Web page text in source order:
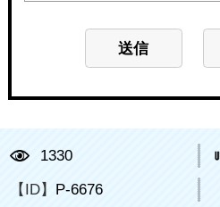
1330
【ID】 P-6676